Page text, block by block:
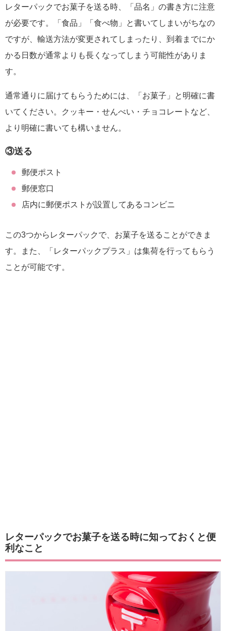
レターパックでお菓子を送る時、「品名」の書き方に注意
が必要です。「食品」「食べ物」と書いてしまいがちなの
ですが、輸送方法が変更されてしまったり、到着までにか
かる日数が通常よりも長くなってしまう可能性がありま
す。
通常通りに届けてもらうためには、「お菓子」と明確に書
いてください。クッキー・せんべい・チョコレートなど、
より明確に書いても構いません。
③送る
郵便ポスト
郵便窓口
店内に郵便ポストが設置してあるコンビニ
この3つからレターパックで、お菓子を送ることができま
す。また、「レターパックプラス」は集荷を行ってもらう
ことが可能です。
レターパックでお菓子を送る時に知っておくと便
利なこと